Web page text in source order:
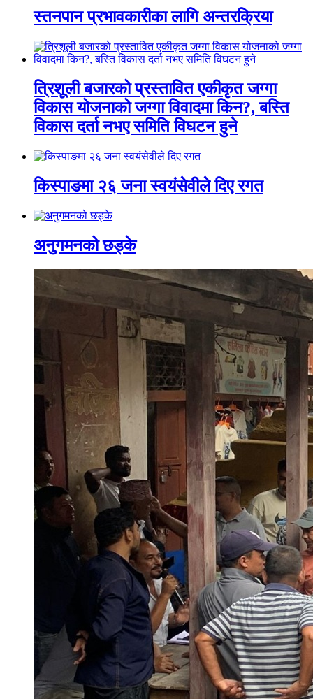
स्तनपान प्रभावकारीका लागि अन्तरक्रिया
त्रिशूली बजारको प्रस्तावित एकीकृत जग्गा
विकास योजनाको जग्गा विवादमा किन?, बस्ति
विकास दर्ता नभए समिति विघटन हुने
किस्पाङमा २६ जना स्वयंसेवीले दिए रगत
अनुगमनको छड्के